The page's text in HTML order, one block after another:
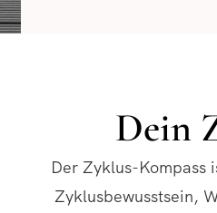
Dein
Der Zyklus-Kompass
Zyklusbewusstsein,